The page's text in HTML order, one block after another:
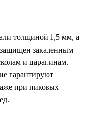
толщиной 1,5 мм, а
закаленным
и царапинам.
гарантируют
при пиковых